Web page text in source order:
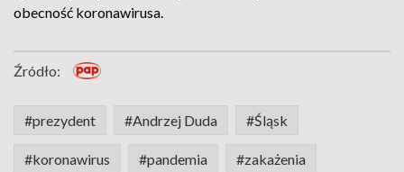
obecność koronawirusa.
Źródło:
#prezydent #Andrzej Duda #Śląsk
#koronawirus #pandemia #zakażenia